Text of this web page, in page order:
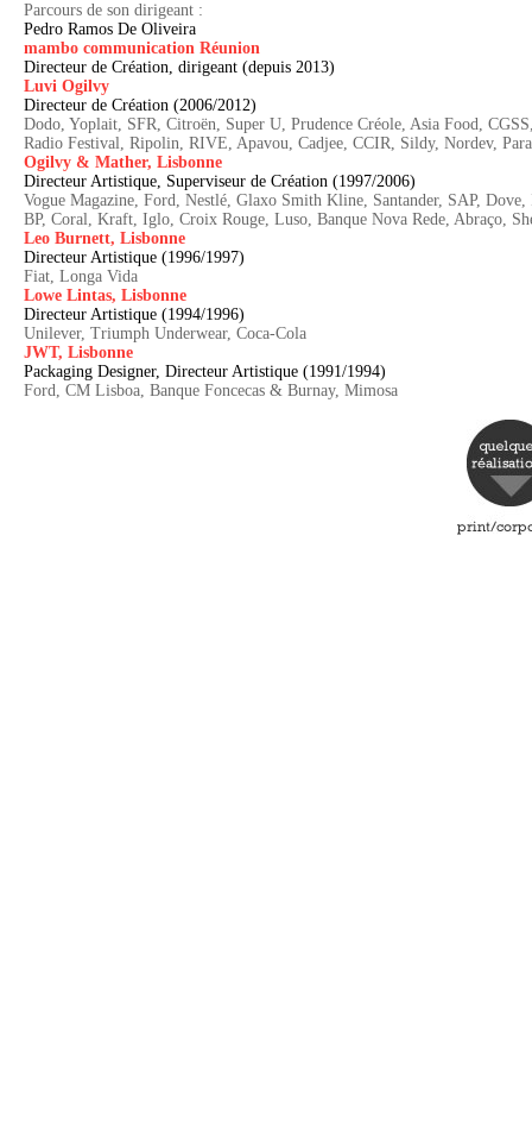
Parcours de son dirigeant :
Pedro Ramos De Oliveira
mambo communication Réunion
Directeur de Création, dirigeant (depuis 2013)
Luvi Ogilvy
Directeur de Création (2006/2012)
Dodo, Yoplait, SFR, Citroën, Super U, Prudence Créole, Asia Food,
Radio Festival, Ripolin, RIVE, Apavou, Cadjee, CCIR, Sildy, Nordev,
Ogilvy & Mather, Lisbonne
Directeur Artistique, Superviseur de Création (1997/2006)
Vogue Magazine, Ford, Nestlé, Glaxo Smith Kline, Santander, SAP,
BP, Coral, Kraft, Iglo, Croix Rouge, Luso, Banque Nova Rede, Abraço,
Leo Burnett, Lisbonne
Directeur Artistique (1996/1997)
Fiat, Longa Vida
Lowe Lintas, Lisbonne
Directeur Artistique (1994/1996)
Unilever, Triumph Underwear, Coca-Cola
JWT, Lisbonne
Packaging Designer, Directeur Artistique (1991/1994)
Ford, CM Lisboa, Banque Foncecas & Burnay, Mimosa